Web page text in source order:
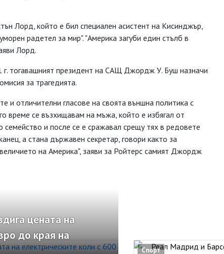
Лорд, който е бил специален асистент на Кисинджър,
радетел за мир". "Америка загуби един стълб в
Лорд.
тогавашният президент на САЩ Джордж У. Буш назначи
за трагедията.
и отличителни гласове на своята външна политика с
време се възхищавам на мъжа, който е избягал от
и после се е сражавал срещу тях в редовете
а стана държавен секретар, говори както за
на Америка", заяви за Ройтерс самият Джордж
цената на
до края на
Спорт